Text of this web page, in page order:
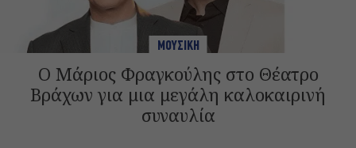
ΜΟΥΣΙΚΗ
Ο Μάριος Φραγκούλης στο Θέατρο
Βράχων για μια μεγάλη καλοκαιρινή
συναυλία